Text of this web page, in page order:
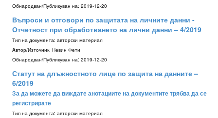
Обнародван/Публикуван на: 2019-12-20
Въпроси и отговори по защитата на личните данни -
Отчетност при обработването на лични данни – 4/2019
Тип на документа: авторски материал
Aвтор/Източник: Невин Фети
Обнародван/Публикуван на: 2019-12-20
Статут на длъжностното лице по защита на данните –
6/2019
За да можете да виждате анотациите на документите трябва да се
регистрирате
Тип на документа: авторски материал